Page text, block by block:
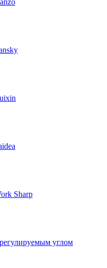
Sharp
углом